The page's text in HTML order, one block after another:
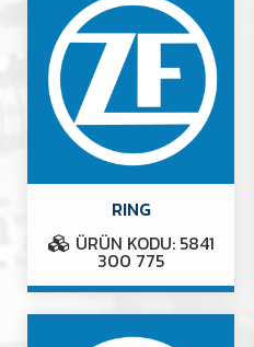
RING
ÜRÜN KODU: 5841
300 775